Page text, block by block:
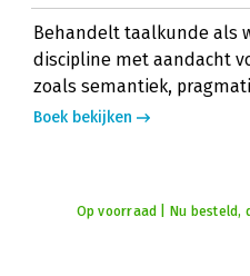
Behandelt taalkunde als
discipline met aandacht
zoals semantiek,
Boek bekijken
Op voorraad | Nu besteld,